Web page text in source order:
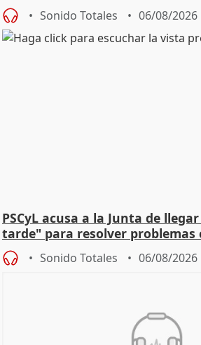
Sonido Totales 06/08/2026
PSCyL acusa a la Junta de
tarde" para resolver problemas
Sonido Totales 06/08/2026